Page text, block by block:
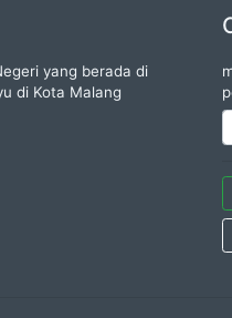
yang berada di
di Kota Malang